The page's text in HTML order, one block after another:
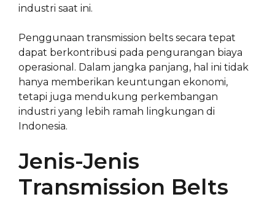
industri saat ini.
Penggunaan transmission belts secara tepat
dapat berkontribusi pada pengurangan biaya
operasional. Dalam jangka panjang, hal ini tidak
hanya memberikan keuntungan ekonomi,
tetapi juga mendukung perkembangan
industri yang lebih ramah lingkungan di
Indonesia.
Jenis-Jenis
Transmission Belts